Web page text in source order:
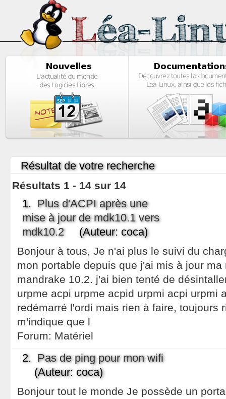
Résultat de votre recherche
Résultats 1 - 14 sur 14
1. Plus d'ACPI après une
mise à jour de mdk10.1 vers
mdk10.2(Auteur: coca)
Bonjour à tous, Je n'ai plus le suivi du
mon portable depuis que j'ai mis à jour
mandrake 10.2. j'ai bien tenté de
urpme acpi urpme acpid urpmi acpi urpmi
redémarré l'ordi mais rien à faire, toujours
m'indique que l
Forum: Matériel
2. Pas de ping pour mon wifi
(Auteur: coca)
Bonjour tout le monde Je possède un